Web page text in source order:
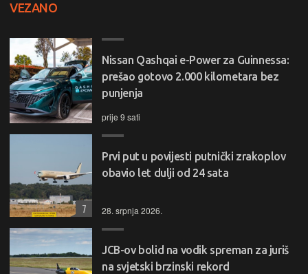
VEZANO
Nissan Qashqai e-Power za Guinnessa:
prešao gotovo 2.000 kilometara bez
punjenja
prije 9 sati
Prvi put u povijesti putnički zrakoplov
obavio let dulji od 24 sata
28. srpnja 2026.
7
JCB-ov bolid na vodik spreman za juriš
na svjetski brzinski rekord